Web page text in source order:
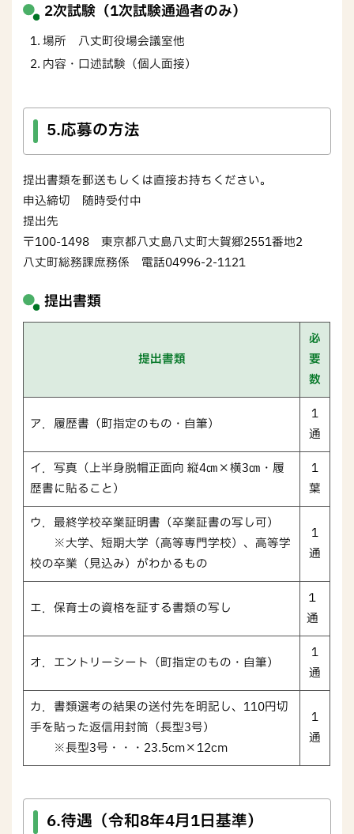
2次試験（1次試験通過者のみ）
場所 八丈町役場会議室他
内容・口述試験（個人面接）
5.応募の方法
提出書類を郵送もしくは直接お持ちください。
申込締切 随時受付中
提出先
〒100-1498 東京都八丈島八丈町大賀郷2551番地2
八丈町総務課庶務係 電話04996-2-1121
提出書類
提出書類
必
要
数
ア．履歴書（町指定のもの・自筆）
1
通
イ．写真（上半身脱帽正面向 縦4㎝×横3㎝・履
歴書に貼ること）
1
葉
ウ．最終学校卒業証明書（卒業証書の写し可）
※大学、短期大学（高等専門学校）、高等学
校の卒業（見込み）がわかるもの
1
通
エ．保育士の資格を証する書類の写し
１
通
オ．エントリーシート（町指定のもの・自筆）
1
通
カ．書類選考の結果の送付先を明記し、110円切
手を貼った返信用封筒（長型3号）
※長型3号・・・23.5cm×12cm
1
通
6.待遇（令和8年4月1日基準）